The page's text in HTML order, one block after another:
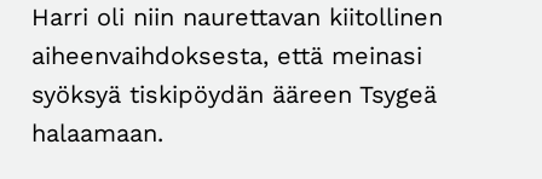
Harri oli niin naurettavan kiitollinen
aiheenvaihdoksesta, että meinasi
syöksyä tiskipöydän ääreen Tsygeä
halaamaan.